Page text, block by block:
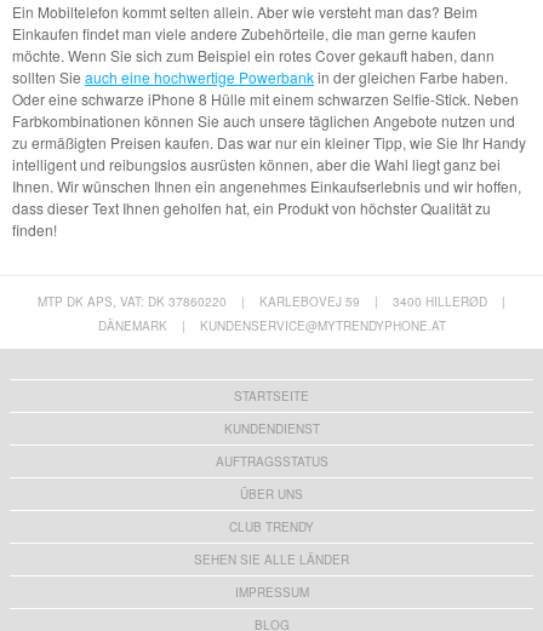
Ein Mobiltelefon kommt selten allein. Aber wie versteht man das? Beim
Einkaufen findet man viele andere Zubehörteile, die man gerne kaufen
möchte. Wenn Sie sich zum Beispiel ein rotes Cover gekauft haben, dann
sollten Sie auch eine hochwertige Powerbankin der gleichen Farbe haben.
Oder eine schwarze iPhone 8 Hülle mit einem schwarzen Selfie-Stick. Neben
Farbkombinationen können Sie auch unsere täglichen Angebote nutzen und
zu ermäßigten Preisen kaufen. Das war nur ein kleiner Tipp, wie Sie Ihr Handy
intelligent und reibungslos ausrüsten können, aber die Wahl liegt ganz bei
Ihnen. Wir wünschen Ihnen ein angenehmes Einkaufserlebnis und wir hoffen,
dass dieser Text Ihnen geholfen hat, ein Produkt von höchster Qualität zu
finden!
MTP DK APS, VAT: DK 37860220 | KARLEBOVEJ 59 | 3400 HILLERØD
|
DÄNEMARK
| KUNDENSERVICE@MYTRENDYPHONE.AT
STARTSEITE
KUNDENDIENST
AUFTRAGSSTATUS
ÜBER UNS
CLUB TRENDY
SEHEN SIE ALLE LÄNDER
IMPRESSUM
BLOG